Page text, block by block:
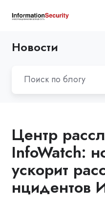
Новости
Центр
InfoWatch:
ускорит
нцидентов